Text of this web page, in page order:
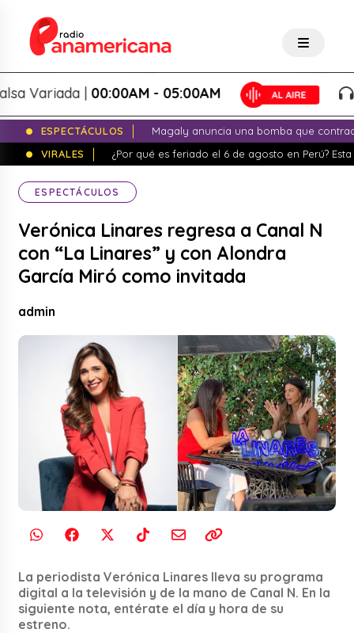
|00:00AM - 05:00AM
ESPECTÁCULOS
Magaly anuncia una bomba que
VIRALES
¿Por qué es feriado el 6 de agosto en Perú?
ESPECTÁCULOS
Verónica Linares regresa a Canal N
con “La Linares” y con Alondra
García Miró como invitada
admin
La periodista Verónica Linares lleva su programa
digital a la televisión y de la mano de Canal N. En la
siguiente nota, entérate el día y hora de su
estreno.